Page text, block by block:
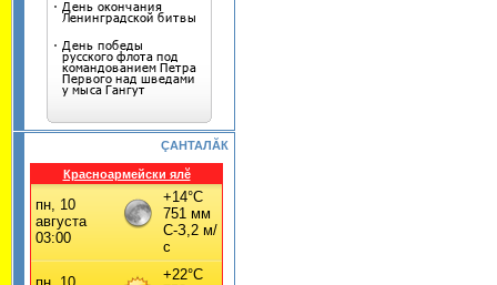
ÇАНТАЛĂК
Красноармейски ялĕ